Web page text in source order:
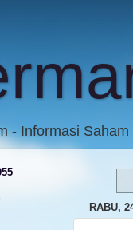
- Informasi
RABU,